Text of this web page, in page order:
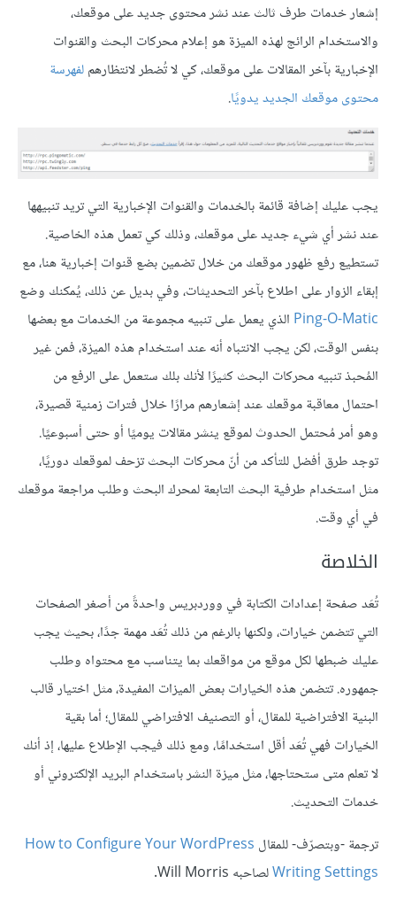
إشعار خدمات طرف ثالث عند نشر محتوى جديد على موقعك،
والاستخدام الرائج لهذه الميزة هو إعلام محركات البحث والقنوات
الإخبارية بآخر المقالات على موقعك، كي لا تُضطر لانتظارهملفهرسة
محتوى موقعك الجديد يدويًا.
يجب عليك إضافة قائمة بالخدمات والقنوات الإخبارية التي تريد تنبيهها
عند نشر أي شيء جديد على موقعك، وذلك كي تعمل هذه الخاصية.
تستطيع رفع ظهور موقعك من خلال تضمين بضع قنوات إخبارية هنا، مع
إبقاء الزوار على اطلاع بآخر التحديثات، وفي بديل عن ذلك، يُمكنك وضع
Ping-O-Matic الذي يعمل على تنبيه مجموعة من الخدمات مع بعضها
بنفس الوقت، لكن يجب الانتباه أنه عند استخدام هذه الميزة، فمن غير
المُحبذ تنبيه محركات البحث كثيرًا لأنك بلك ستعمل على الرفع من
احتمال معاقبة موقعك عند إشعارهم مرارًا خلال فترات زمنية قصيرة،
وهو أمر مُحتمل الحدوث لموقع ينشر مقالات يوميًا أو حتى أسبوعيًا.
توجد طرق أفضل للتأكد من أنّ محركات البحث تزحف لموقعك دوريًا،
مثل استخدام طرفية البحث التابعة لمحرك البحث وطلب مراجعة موقعك
في أي وقت.
الخلاصة
تُعَد صفحة إعدادات الكتابة في ووردبريس واحدةً من أصغر الصفحات
التي تتضمن خيارات، ولكنها بالرغم من ذلك تُعَد مهمة جدًا، بحيث يجب
عليك ضبطها لكل موقع من مواقعك بما يتناسب مع محتواه وطلب
جمهوره. تتضمن هذه الخيارات بعض الميزات المفيدة، مثل اختيار قالب
البنية الافتراضية للمقال، أو التصنيف الافتراضي للمقال؛ أما بقية
الخيارات فهي تُعَد أقل استخدامًا، ومع ذلك فيجب الإطلاع عليها، إذ أنك
لا تعلم متى ستحتاجها، مثل ميزة النشر باستخدام البريد الإلكتروني أو
خدمات التحديث.
ترجمة -وبتصرّف- للمقال How to Configure Your WordPress
Writing Settingsلصاحبه Will Morris.